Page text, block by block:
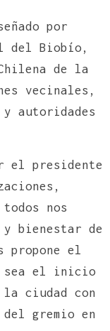
por
del Biobío,
de la
vecinales,
autoridades
el presidente
nos
y bienestar de
propone el
sea el inicio
ciudad con
gremio en